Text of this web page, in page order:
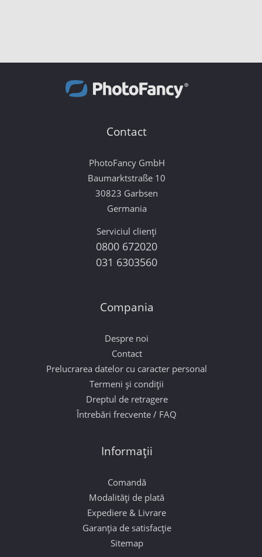
Contact
PhotoFancy GmbH
Baumarktstraße 10
30823 Garbsen
Germania
Serviciul clienți
0800 672020
031 6303560
Compania
Despre noi
Contact
Prelucrarea datelor cu caracter personal
Termeni și condiții
Dreptul de retragere
Întrebări frecvente / FAQ
Informații
Comandă
Modalități de plată
Expediere & Livrare
Garanția de satisfacție
Sitemap